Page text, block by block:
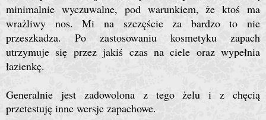
minimalnie wyczuwalne, pod warunkiem, że ktoś ma
wrażliwy nos. Mi na szczęście za bardzo to nie
przeszkadza. Po zastosowaniu kosmetyku zapach
utrzymuje się przez jakiś czas na ciele oraz wypełnia
łazienkę.
Generalnie jest zadowolona z tego żelu i z chęcią
przetestuję inne wersje zapachowe.